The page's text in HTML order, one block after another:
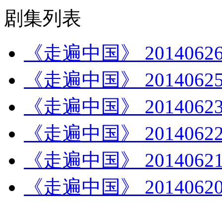
剧集列表
《走遍中国》
《走遍中国》
《走遍中国》
《走遍中国》
《走遍中国》
《走遍中国》